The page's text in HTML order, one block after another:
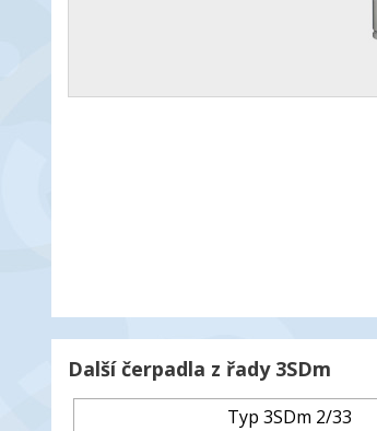
Další čerpadla z řady 3SDm
Typ 3SDm 2/33